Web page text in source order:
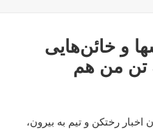
پرسپولیس جاسوس‎ها و خائن‌هایی
تن من هم
رختکن و تیم به بیرون،